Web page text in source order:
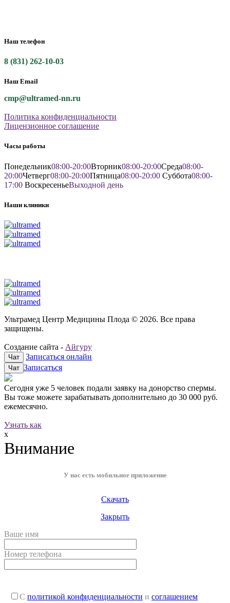
Наш телефон
8 (831) 262-10-03
Наш Email
cmp@ultramed-nn.ru
Политика конфиденциальности
Лицензионное соглашение
Часы работы
Понедельник08:00-20:00Вторник08:00-20:00Среда08:00-
20:00Четверг08:00-20:00Пятница08:00-20:00 Суббота08:00-
17:00 ВоскресеньеВыходной день
Наши клиники
Ультрамед Центр Медицины Плода © 2026. Все права
защищены.
Создание сайта - Айгуру
Чат Записаться онлайн
Чат Записаться
Сегодня уже 5 человек подали заявку на донорство спермы.
Вы тоже можете зарабатывать дополнительно до 30 000 руб.
ежемесячно.
Узнать как
x
Внимание
У нас есть мобильное приложение
Скачать
Закрыть
Ваше имя
Номер телефона
С политикой конфиденциальности и соглашением